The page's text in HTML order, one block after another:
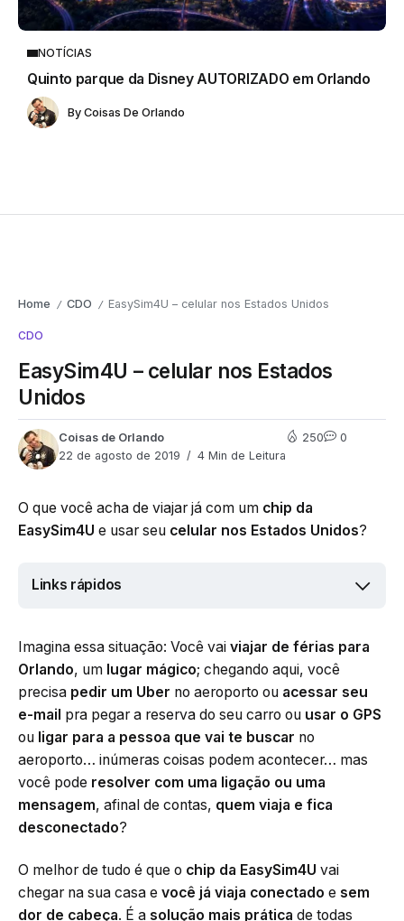
NOTÍCIAS
Quinto parque da Disney AUTORIZADO em Orlando
By Coisas De Orlando
Home / CDO / EasySim4U – celular nos Estados Unidos
CDO
EasySim4U – celular nos Estados
Unidos
Coisas de Orlando
22 de agosto de 2019
4 Min de Leitura
250 0
O que você acha de viajar já com um chip da
EasySim4U e usar seu celular nos Estados Unidos?
Links rápidos
Imagina essa situação: Você vai viajar de férias para
Orlando, um lugar mágico; chegando aqui, você
precisa pedir um Uber no aeroporto ou acessar seu
e-mail pra pegar a reserva do seu carro ou usar o GPS
ou ligar para a pessoa que vai te buscar no
aeroporto… inúmeras coisas podem acontecer… mas
você pode resolver com uma ligação ou uma
mensagem, afinal de contas, quem viaja e fica
desconectado?
O melhor de tudo é que o chip da EasySim4U vai
chegar na sua casa e você já viaja conectado e sem
dor de cabeça. É a solução mais prática de todas